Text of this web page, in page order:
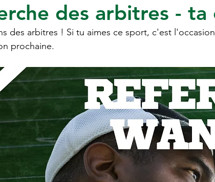
des arbitres - ta
des arbitres ! Si tu aimes ce sport, c'est
prochaine.